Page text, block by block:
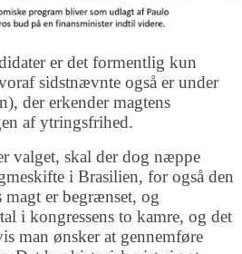
er det formentlig kun
sidstnævnte også er under
der erkender magtens
af ytringsfrihed.
valget, skal der dog næppe
i Brasilien, for også den
er begrænset, og
i kongressens to kamre, og det
man ønsker at gennemføre